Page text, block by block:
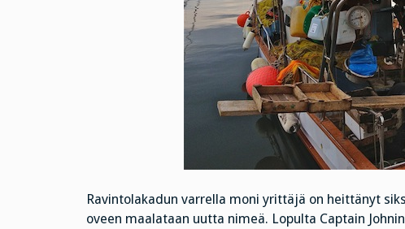
Ravintolakadun varrella moni yrittäjä on heittänyt
oveen maalataan uutta nimeä. Lopulta Captain